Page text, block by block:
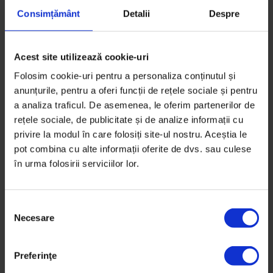
Consimțământ Detalii Despre
Acest site utilizează cookie-uri
Folosim cookie-uri pentru a personaliza conținutul și
anunțurile, pentru a oferi funcții de rețele sociale și pentru
a analiza traficul. De asemenea, le oferim partenerilor de
rețele sociale, de publicitate și de analize informații cu
privire la modul în care folosiți site-ul nostru. Aceștia le
pot combina cu alte informații oferite de dvs. sau culese
în urma folosirii serviciilor lor.
Necesare
Preferinţe
Texte,Vești de la DoR
Ce-am învățat în 7 ani petrecuți cu
ideea DoR
Undeva după miezul nopții se împlinesc șapte ani de
povestea,…
DeCristian Lupșa